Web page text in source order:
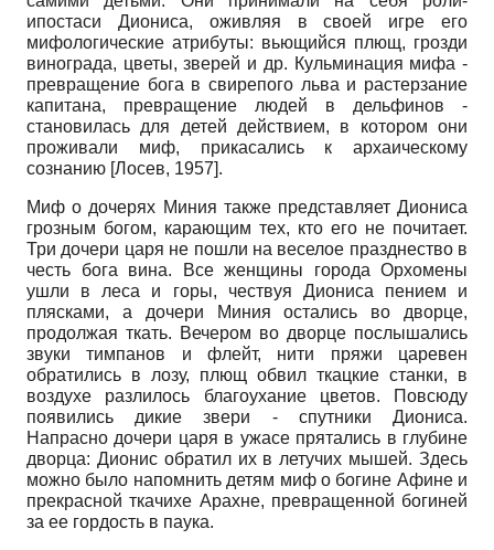
ипостаси Диониса, оживляя в своей игре его
мифологические атрибуты: вьющийся плющ, грозди
винограда, цветы, зверей и др. Кульминация мифа -
превращение бога в свирепого льва и растерзание
капитана, превращение людей в дельфинов -
становилась для детей действием, в котором они
проживали миф, прикасались к архаическому
сознанию [Лосев, 1957].
Миф о дочерях Миния также представляет Диониса
грозным богом, карающим тех, кто его не почитает.
Три дочери царя не пошли на веселое празднество в
честь бога вина. Все женщины города Орхомены
ушли в леса и горы, чествуя Диониса пением и
плясками, а дочери Миния остались во дворце,
продолжая ткать. Вечером во дворце послышались
звуки тимпанов и флейт, нити пряжи царевен
обратились в лозу, плющ обвил ткацкие станки, в
воздухе разлилось благоухание цветов. Повсюду
появились дикие звери - спутники Диониса.
Напрасно дочери царя в ужасе прятались в глубине
дворца: Дионис обратил их в летучих мышей. Здесь
можно было напомнить детям миф о богине Афине и
прекрасной ткачихе Арахне, превращенной богиней
за ее гордость в паука.